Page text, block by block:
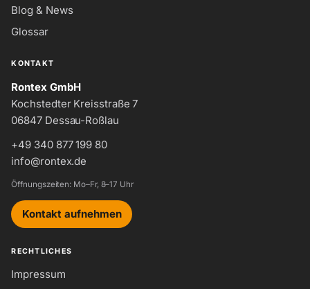
Blog & News
Glossar
KONTAKT
Rontex GmbH
Kochstedter Kreisstraße 7
06847 Dessau-Roßlau
+49 340 877 199 80
info@rontex.de
Öffnungszeiten: Mo–Fr, 8–17 Uhr
Kontakt aufnehmen
RECHTLICHES
Impressum